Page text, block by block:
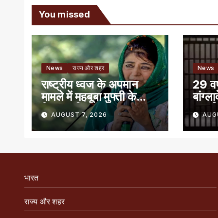
You missed
News राज्य और शहर
राष्ट्रीय ध्वज के अपमान
मामले में महबूबा मुफ्ती के
खिलाफ शिकायत
AUGUST 7, 2026
News
29
भारत
राज्य और शहर